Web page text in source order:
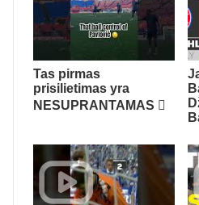
Tas pirmas
prisilietimas yra
NESUPRANTAMAS 🫪